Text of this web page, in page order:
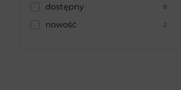
dostępny 8
nowość 2